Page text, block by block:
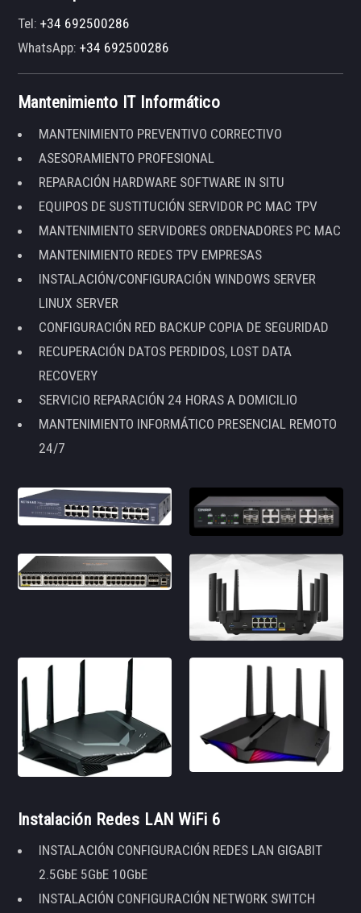
Tel:+34 692500286
WhatsApp:+34 692500286
Mantenimiento IT Informático
MANTENIMIENTO PREVENTIVO CORRECTIVO
ASESORAMIENTO PROFESIONAL
REPARACIÓN HARDWARE SOFTWARE IN SITU
EQUIPOS DE SUSTITUCIÓN SERVIDOR PC MAC TPV
MANTENIMIENTO SERVIDORES ORDENADORES PC MAC
MANTENIMIENTO REDES TPV EMPRESAS
INSTALACIÓN/CONFIGURACIÓN WINDOWS SERVER
LINUX SERVER
CONFIGURACIÓN RED BACKUP COPIA DE SEGURIDAD
RECUPERACIÓN DATOS PERDIDOS, LOST DATA
RECOVERY
SERVICIO REPARACIÓN 24 HORAS A DOMICILIO
MANTENIMIENTO INFORMÁTICO PRESENCIAL REMOTO
24/7
Instalación Redes LAN WiFi 6
INSTALACIÓN CONFIGURACIÓN REDES LAN GIGABIT
2.5GbE 5GbE 10GbE
INSTALACIÓN CONFIGURACIÓN NETWORK SWITCH